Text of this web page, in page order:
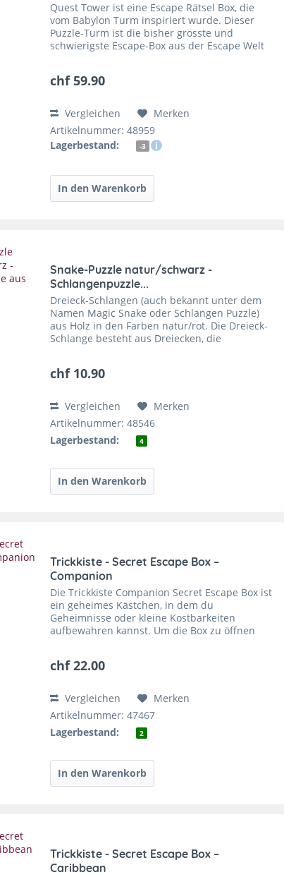
Quest Tower ist eine Escape Rätsel Box, die
vom Babylon Turm inspiriert wurde. Dieser
Puzzle-Turm ist die bisher grösste und
schwierigste Escape-Box aus der Escape Welt
chf 59.90
Vergleichen
Merken
Artikelnummer: 48959
Lagerbestand:
-3
Snake-Puzzle natur/schwarz -
Schlangenpuzzle...
Dreieck-Schlangen (auch bekannt unter dem
Namen Magic Snake oder Schlangen Puzzle)
aus Holz in den Farben natur/rot. Die Dreieck-
Schlange besteht aus Dreiecken, die
chf 10.90
Vergleichen
Merken
Artikelnummer: 48546
Lagerbestand:
4
Trickkiste - Secret Escape Box –
Companion
Die Trickkiste Companion Secret Escape Box ist
ein geheimes Kästchen, in dem du
Geheimnisse oder kleine Kostbarkeiten
aufbewahren kannst. Um die Box zu öffnen
chf 22.00
Vergleichen
Merken
Artikelnummer: 47467
Lagerbestand:
2
Trickkiste - Secret Escape Box –
Caribbean